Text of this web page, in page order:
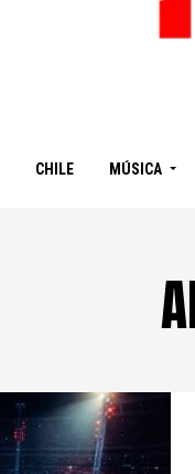
CHILE MÚSICA